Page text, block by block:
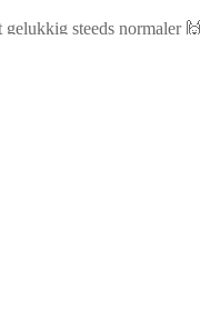
gelukkig steeds normaler